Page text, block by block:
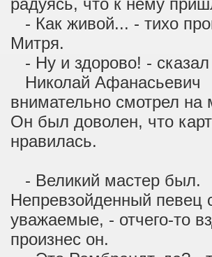
радуясь, что к нему
- Как живой... - тихо
Митря.
- Ну и здорово! -
Николай Афанасьевич
внимательно смотрел на
Он был доволен, что
нравилась.
- Великий мастер был.
Непревзойденный певец
уважаемые, - отчего-то
произнес он.